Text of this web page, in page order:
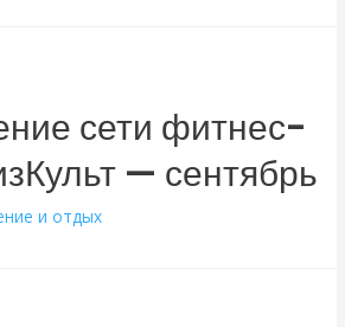
сети фитнес-
— сентябрь
и отдых